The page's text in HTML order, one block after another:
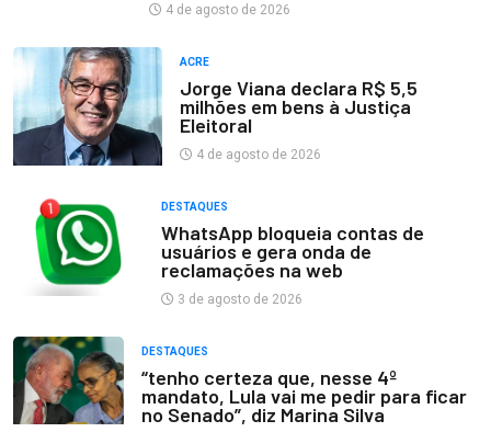
4 de agosto de 2026
ACRE
Jorge Viana declara R$ 5,5
milhões em bens à Justiça
Eleitoral
4 de agosto de 2026
DESTAQUES
WhatsApp bloqueia contas de
usuários e gera onda de
reclamações na web
3 de agosto de 2026
DESTAQUES
“tenho certeza que, nesse 4º
mandato, Lula vai me pedir para ficar
no Senado”, diz Marina Silva